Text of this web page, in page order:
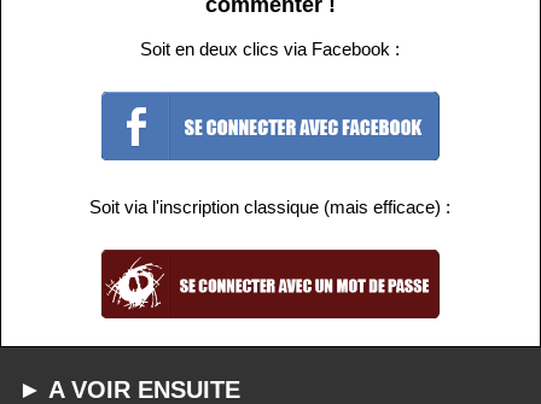
Soit en deux clics via Facebook :
Soit via l'inscription classique (mais efficace) :
► A VOIR ENSUITE